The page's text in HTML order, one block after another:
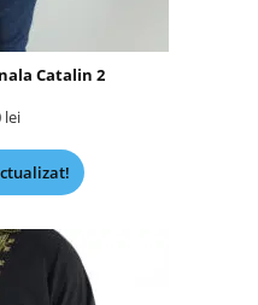
Catalin 2
lei